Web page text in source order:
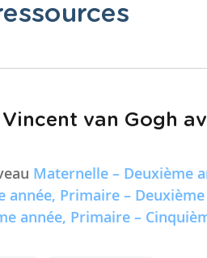
van Gogh
Maternelle – Deuxième
Primaire –
année, Primaire –